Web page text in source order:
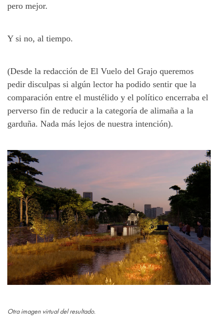
pero mejor.
Y si no, al tiempo.
(Desde la redacción de El Vuelo del Grajo queremos
pedir disculpas si algún lector ha podido sentir que la
comparación entre el mustélido y el político encerraba el
perverso fin de reducir a la categoría de alimaña a la
garduña. Nada más lejos de nuestra intención).
Otra imagen virtual del resultado.